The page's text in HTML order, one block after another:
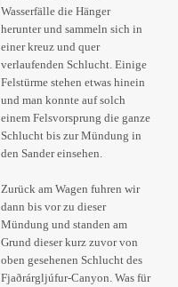
Wasserfälle die Hänger
herunter und sammeln sich in
einer kreuz und quer
verlaufenden Schlucht. Einige
Felstürme stehen etwas hinein
und man konnte auf solch
einem Felsvorsprung die ganze
Schlucht bis zur Mündung in
den Sander einsehen.
Zurück am Wagen fuhren wir
dann bis vor zu dieser
Mündung und standen am
Grund dieser kurz zuvor von
oben gesehenen Schlucht des
Fjaðrárgljúfur-Canyon. Was für